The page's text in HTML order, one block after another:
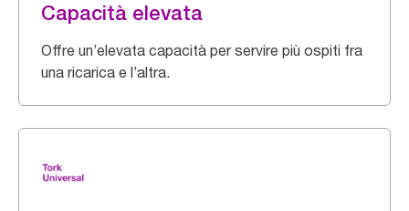
Capacità elevata
Offre un’elevata capacità per servire più ospiti fra
una ricarica e l’altra.